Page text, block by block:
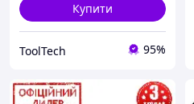
Купити
ToolTech 95%